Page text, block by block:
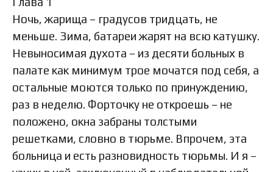
Ночь, жарища – градусов тридцать, не
меньше. Зима, батареи жарят на всю катушку.
Невыносимая духота – из десяти больных в
палате как минимум трое мочатся под себя, а
остальные моются только по принуждению,
раз в неделю. Форточку не откроешь – не
положено, окна забраны толстыми
решетками, словно в тюрьме. Впрочем, эта
больница и есть разновидность тюрьмы. И я –